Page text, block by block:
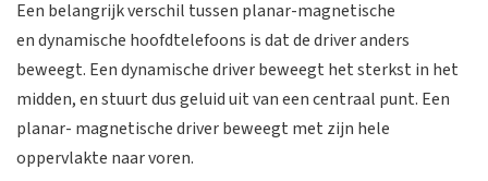
Een belangrijk verschil tussen planar-magnetische
en dynamische hoofdtelefoons is dat de driver anders
beweegt. Een dynamische driver beweegt het sterkst in het
midden, en stuurt dus geluid uit van een centraal punt. Een
planar- magnetische driver beweegt met zijn hele
oppervlakte naar voren.